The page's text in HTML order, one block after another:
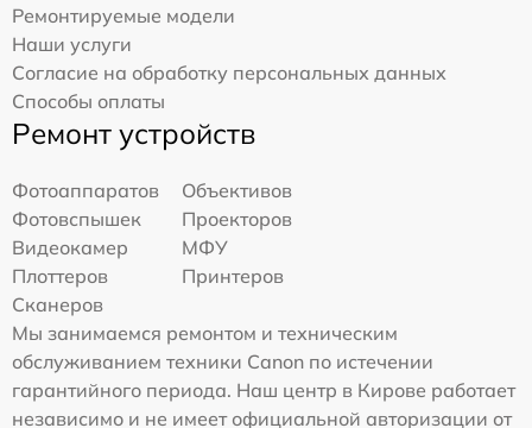
Ремонтируемые модели
Наши услуги
Согласие на обработку персональных данных
Способы оплаты
Ремонт устройств
Фотоаппаратов
Объективов
Фотовспышек
Проекторов
Видеокамер
МФУ
Плоттеров
Принтеров
Сканеров
Мы занимаемся ремонтом и техническим
обслуживанием техники Canon по истечении
гарантийного периода. Наш центр в Кирове работает
независимо и не имеет официальной авторизации от